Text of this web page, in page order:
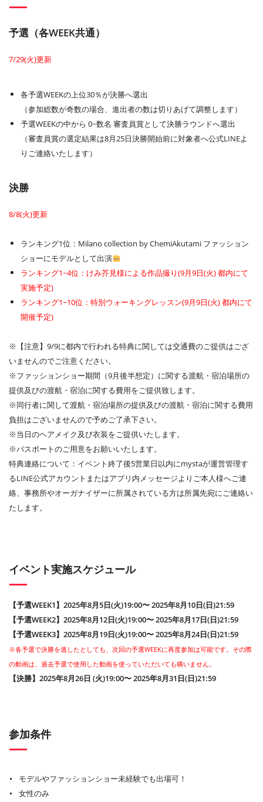
予選（各WEEK共通）
7/29(火)更新
各予選WEEKの上位30％が決勝へ選出
（参加総数が奇数の場合、進出者の数は切りあげて調整します）
予選WEEKの中から 0~数名 審査員賞として決勝ラウンドへ選出
（審査員賞の選定結果は8月25日決勝開始前に対象者へ公式LINEよ
りご連絡いたします）
決勝
8/8(火)更新
ランキング1位：Milano collection by ChemiAkutami ファッション
ショーにモデルとして出演
ランキング1~4位：けみ芥見様による作品撮り(9月9日(火) 都内にて
実施予定)
ランキング1~10位：特別ウォーキングレッスン(9月9日(火) 都内にて
開催予定)
※【注意】9/9に都内で行われる特典に関しては交通費のご提供はござ
いませんのでご注意ください。
※ファッションショー期間（9月後半想定）に関する渡航・宿泊場所の
提供及びの渡航・宿泊に関する費用をご提供致します。
※同行者に関して渡航・宿泊場所の提供及びの渡航・宿泊に関する費用
負担はございませんので予めご了承下さい。
※当日のヘアメイク及び衣装をご提供いたします。
※パスポートのご用意をお願いいたします。
特典連絡について：イベント終了後5営業日以内にmystaが運営管理す
るLINE公式アカウントまたはアプリ内メッセージよりご本人様へご連
絡、事務所やオーガナイザーに所属されている方は所属先宛にご連絡い
たします。
イベント実施スケジュール
【予選WEEK1】2025年8月5日(火)19:00〜 2025年8月10日(日)21:59
【予選WEEK2】2025年8月12日(火)19:00〜 2025年8月17日(日)21:59
【予選WEEK3】2025年8月19日(火)19:00〜 2025年8月24日(日)21:59
※各予選で決勝を逃したとしても、次回の予選WEEKに再度参加は可能です。その際
の動画は、過去予選で使用した動画を使っていただいても構いません。
【決勝】2025年8月26日 (火)19:00〜 2025年8月31日(日)21:59
参加条件
モデルやファッションショー未経験でも出場可！
女性のみ